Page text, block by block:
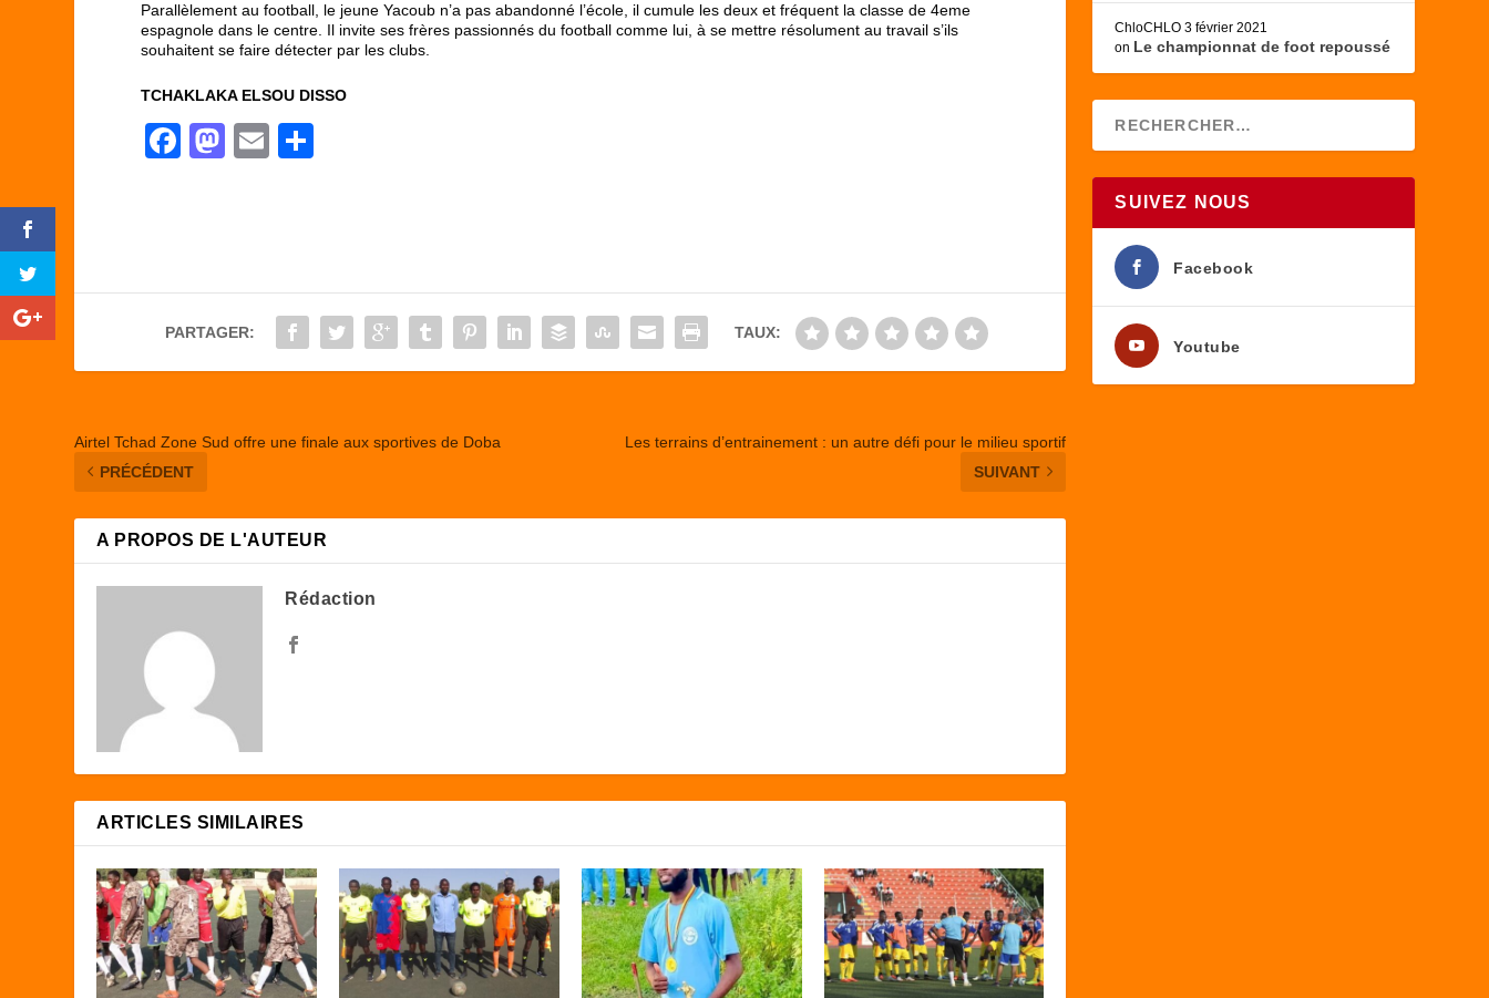
Parallèlement au football, le jeune Yacoub n’a pas abandonné l’école, il cumule les deux et fréquent la classe de 4eme
espagnole dans le centre. Il invite ses frères passionnés du football comme lui, à se mettre résolument au travail s’ils
souhaitent se faire détecter par les clubs.
TCHAKLAKA ELSOU DISSO
F
b
o
M
d
o
E
er
PARTAGER: TAUX:
Airtel Tchad Zone Sud offre une finale aux sportives de Doba
PRÉCÉDENT
Les terrains d’entrainement : un autre défi pour le milieu sportif
SUIVANT
A PROPOS DE L'AUTEUR
Rédaction
ARTICLES SIMILAIRES
ChloCHLO 3 février 2021
on Le championnat de foot repoussé
SUIVEZ NOUS
Facebook
Youtube